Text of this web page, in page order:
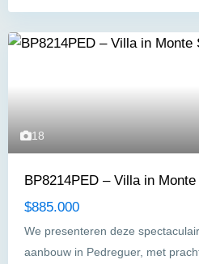
18
BP8214PED – Villa in
$885.000
We presenteren deze
aanbouw in Pedreguer, met